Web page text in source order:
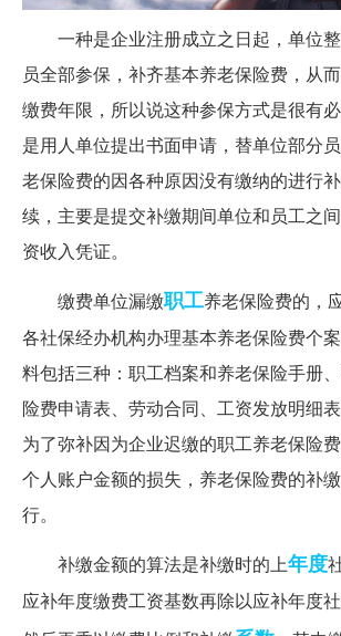
一种是企业注册成立之日起，单位整
员全部参保，补齐基本养老保险费，从
缴费年限，所以说这种参保方式是很有
是用人单位提出书面申请，替单位部分
老保险费的因各种原因没有缴纳的进行
续，主要是提交补缴期间单位和员工之
资收入凭证。
缴费单位漏缴职工养老保险费的，
各社保经办机构办理基本养老保险费个
料包括三种：职工档案和养老保险手册
险费申请表、劳动合同、工资发放明细
为了弥补因为企业迟缴的职工养老保险
个人账户金额的损失，养老保险费的补
行。
补缴金额的算法是补缴时的上年度
应补年度缴费工资基数再除以应补年度